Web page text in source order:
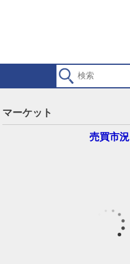
マーケット
売買市況